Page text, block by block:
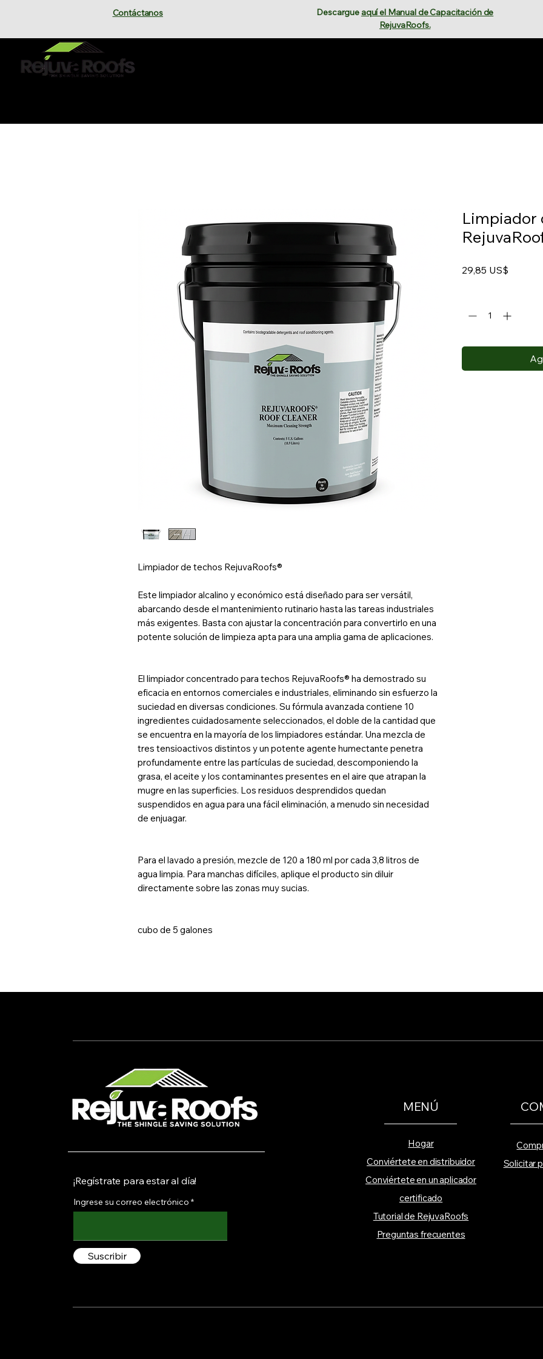
Contáctanos Descargue aquí el Manual de Capacitación de
RejuvaRoofs.
Limpiador de techos RejuvaRoofs®
Este limpiador alcalino y económico está diseñado para ser versátil,
abarcando desde el mantenimiento rutinario hasta las tareas industriales
más exigentes. Basta con ajustar la concentración para convertirlo en una
potente solución de limpieza apta para una amplia gama de aplicaciones.
El limpiador concentrado para techos RejuvaRoofs® ha demostrado su
eficacia en entornos comerciales e industriales, eliminando sin esfuerzo la
suciedad en diversas condiciones. Su fórmula avanzada contiene 10
ingredientes cuidadosamente seleccionados, el doble de la cantidad que
se encuentra en la mayoría de los limpiadores estándar. Una mezcla de
tres tensioactivos distintos y un potente agente humectante penetra
profundamente entre las partículas de suciedad, descomponiendo la
grasa, el aceite y los contaminantes presentes en el aire que atrapan la
mugre en las superficies. Los residuos desprendidos quedan
suspendidos en agua para una fácil eliminación, a menudo sin necesidad
de enjuagar.
Para el lavado a presión, mezcle de 120 a 180 ml por cada 3,8 litros de
agua limpia. Para manchas difíciles, aplique el producto sin diluir
directamente sobre las zonas muy sucias.
cubo de 5 galones
Limpiador
29,85 US$
¡Regístrate para estar al día!
Ingrese su correo electrónico
Suscribir
MENÚ
Hogar
Conviértete en distribuidor
Conviértete en un aplicador
certificado
Tutorial de RejuvaRoofs
Preguntas frecuentes
Solicitar